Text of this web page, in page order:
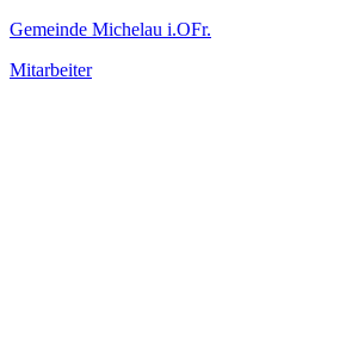
Gemeinde Michelau i.OFr.
Mitarbeiter